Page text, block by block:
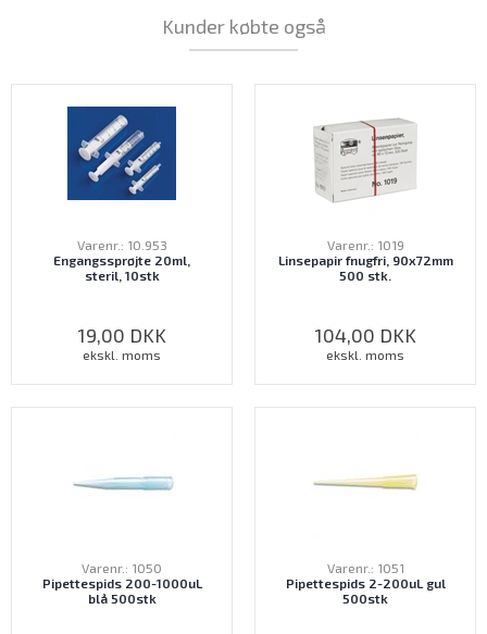
Kunder købte også
Varenr.: 10.953
Engangssprøjte 20ml,
steril, 10stk
19,00 DKK
ekskl. moms
Varenr.: 1019
Linsepapir fnugfri, 90x72mm
500 stk.
104,00 DKK
ekskl. moms
Varenr.: 1050
Pipettespids 200-1000uL
blå 500stk
Varenr.: 1051
Pipettespids 2-200uL gul
500stk